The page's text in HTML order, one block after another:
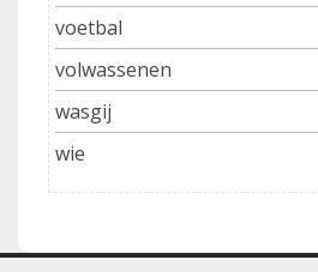
voetbal
volwassenen
wasgij
wie